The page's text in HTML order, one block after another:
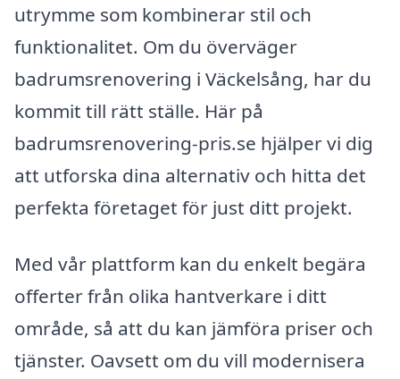
utrymme som kombinerar stil och
funktionalitet. Om du överväger
badrumsrenovering i Väckelsång, har du
kommit till rätt ställe. Här på
badrumsrenovering-pris.se hjälper vi dig
att utforska dina alternativ och hitta det
perfekta företaget för just ditt projekt.
Med vår plattform kan du enkelt begära
offerter från olika hantverkare i ditt
område, så att du kan jämföra priser och
tjänster. Oavsett om du vill modernisera